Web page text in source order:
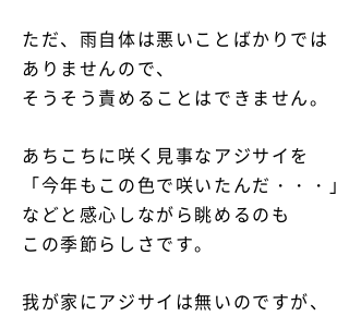
ただ、雨自体は悪いことばかりでは
ありませんので、
そうそう責めることはできません。
あちこちに咲く見事なアジサイを
「今年もこの色で咲いたんだ・・・」
などと感心しながら眺めるのも
この季節らしさです。
我が家にアジサイは無いのですが、